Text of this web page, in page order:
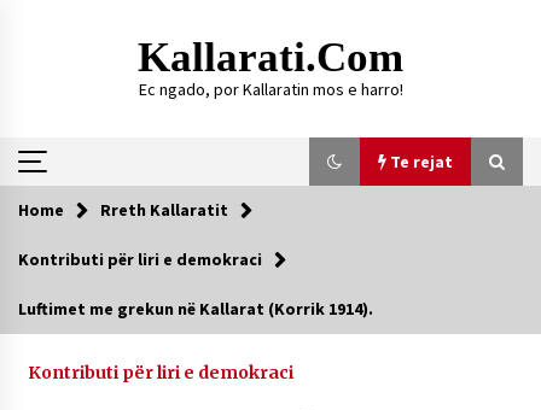
Kallarati.com
Ec ngado, por Kallaratin mos e harro!
Te rejat
Te rejat
SHOQATËS “KALLARATI”
Home Rreth Kallaratit
Kontributi për liri e demokraci
Luftimet me grekun në Kallarat (Korrik 1914).
Kontributi për liri e demokraci